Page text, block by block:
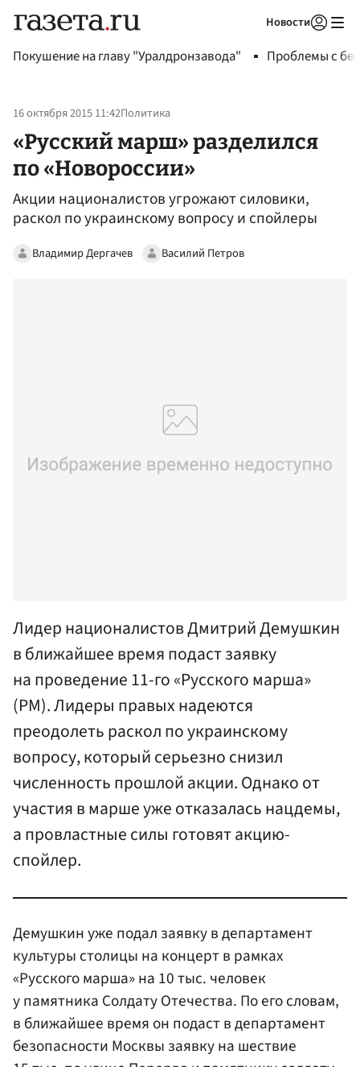
Новости
Покушение на главу "Уралдронзавода" Проблемы с
16 октября 2015 11:42Политика
«Русский марш» разделился
по «Новороссии»
Акции националистов угрожают силовики,
раскол по украинскому вопросу и спойлеры
Владимир Дергачев Василий Петров
Лидер националистов Дмитрий Демушкин
в ближайшее время подаст заявку
на проведение 11-го «Русского марша»
(РМ). Лидеры правых надеются
преодолеть раскол по украинскому
вопросу, который серьезно снизил
численность прошлой акции. Однако от
участия в марше уже отказалась нацдемы,
а провластные силы готовят акцию-
спойлер.
Демушкин уже подал заявку в департамент
культуры столицы на концерт в рамках
«Русского марша» на 10 тыс. человек
у памятника Солдату Отечества. По его словам,
в ближайшее время он подаст в департамент
безопасности Москвы заявку на шествие